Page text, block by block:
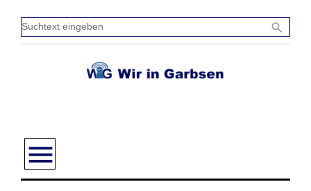
Inhalt
springen
search
menu